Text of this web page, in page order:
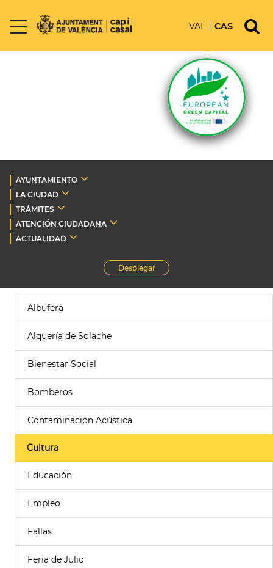
VAL CAS
AYUNTAMIENTO
LA CIUDAD
TRÁMITES
ATENCIÓN CIUDADANA
ACTUALIDAD
Desplegar
Albufera
Alquería de Solache
Bienestar Social
Bomberos
Contaminación Acústica
Cultura
Educación
Empleo
Fallas
Feria de Julio